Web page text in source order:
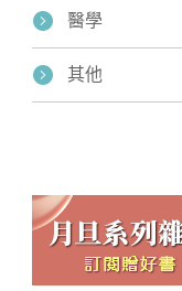
醫學
其他